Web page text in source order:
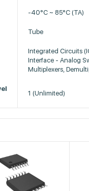
-40°C ~ 85°C (TA)
Tube
Integrated Circuits
Interface - Analog
Multiplexers,
1 (Unlimited)